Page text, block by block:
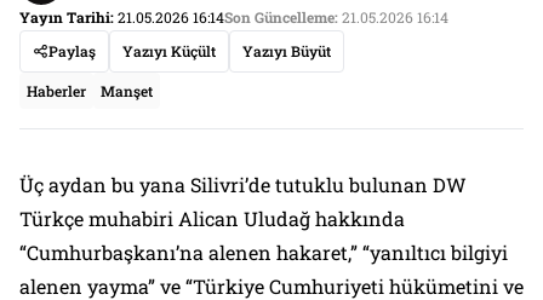
Yayın Tarihi:21.05.2026 16:14Son Güncelleme:21.05.2026 16:14
Paylaş
Yazıyı Küçült Yazıyı Büyüt
Haberler Manşet
Üç aydan bu yana Silivri’de tutuklu bulunan DW
Türkçe muhabiri Alican Uludağ hakkında
“Cumhurbaşkanı’na alenen hakaret,” “yanıltıcı bilgiyi
alenen yayma” ve “Türkiye Cumhuriyeti hükümetini ve